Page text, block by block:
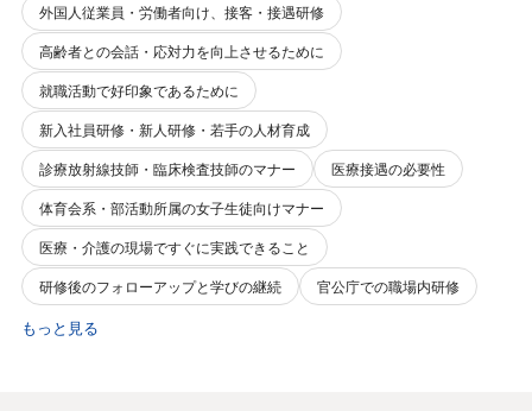
外国人従業員・労働者向け、接客・接遇研修
高齢者との会話・応対力を向上させるために
就職活動で好印象であるために
新入社員研修・新人研修・若手の人材育成
診療放射線技師・臨床検査技師のマナー
医療接遇の必要性
体育会系・部活動所属の女子生徒向けマナー
医療・介護の現場ですぐに実践できること
研修後のフォローアップと学びの継続
官公庁での職場内研修
もっと見る